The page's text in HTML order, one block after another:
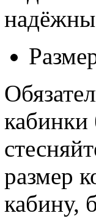
кабинки
размер
кабину,